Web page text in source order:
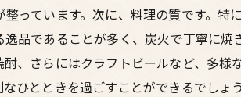
っています。次に、料理の質です。
品であることが多く、炭火で丁寧に
、さらにはクラフトビールなど、多
ひとときを過ごすことができるでしょう